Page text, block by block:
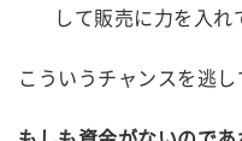
して販売に力を入
こういうチャンスを逃し